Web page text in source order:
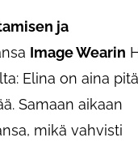
ja
Image Wearin
Elina on aina
Samaan aikaan
mikä vahvisti